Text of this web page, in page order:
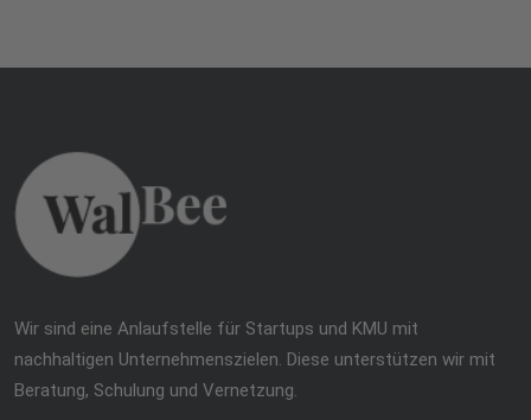
Wir sind eine Anlaufstelle für Startups und KMU mit
nachhaltigen Unternehmenszielen. Diese unterstützen wir mit
Beratung, Schulung und Vernetzung.